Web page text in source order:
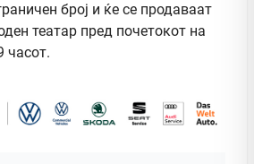
број и ќе се продаваат
театар пред почетокот на
часот.